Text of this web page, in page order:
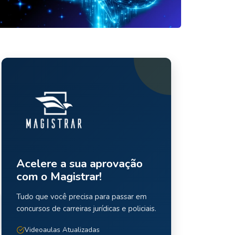
Acelere a sua aprovação
com o Magistrar!
Tudo que você precisa para passar em
concursos de carreiras jurídicas e policiais.
Videoaulas Atualizadas